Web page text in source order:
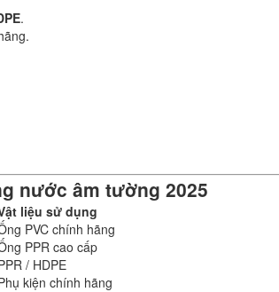
.
nước âm tường 2025
liệu sử dụng
PVC chính hãng
PPR cao cấp
/ HDPE
kiện chính hãng